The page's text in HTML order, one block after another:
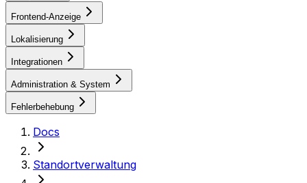
Frontend-Anzeige
Lokalisierung
Integrationen
Administration & System
Fehlerbehebung
Docs
Standortverwaltung